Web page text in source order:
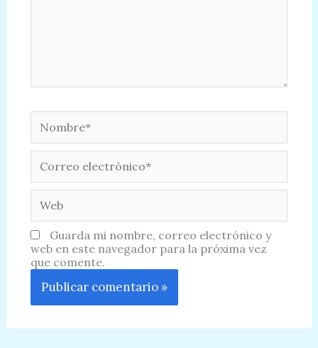
electrónico*
Guarda mi nombre, correo electrónico y
web en este navegador para la próxima vez
que comente.